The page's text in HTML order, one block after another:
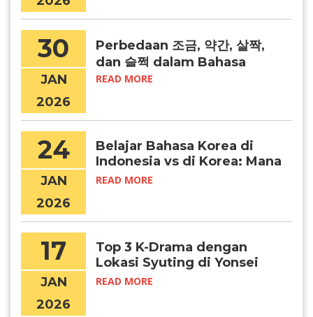
30
JAN
2026
Perbedaan 조금, 약간, 살짝,
dan 슬쩍 dalam Bahasa
Korea
READ MORE
24
JAN
2026
Belajar Bahasa Korea di
Indonesia vs di Korea: Mana
yang Lebih Efektif?
READ MORE
17
JAN
2026
Top 3 K-Drama dengan
Lokasi Syuting di Yonsei
University
READ MORE